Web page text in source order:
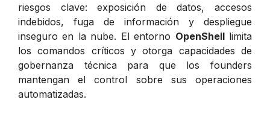
riesgos clave: exposición de datos, accesos
indebidos, fuga de información y despliegue
inseguro en la nube. El entorno OpenShelllimita
los comandos críticos y otorga capacidades de
gobernanza técnica para que los founders
mantengan el control sobre sus operaciones
automatizadas.